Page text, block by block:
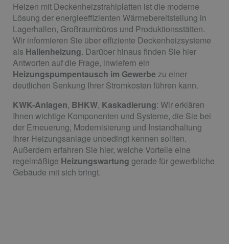
Heizen mit Deckenheizstrahlplatten ist die moderne
Lösung der energieeffizienten Wärmebereitstellung in
Lagerhallen, Großraumbüros und Produktionsstätten.
Wir informieren Sie über effiziente Deckenheizsysteme
als Hallenheizung. Darüber hinaus finden Sie hier
Antworten auf die Frage, inwiefern ein
Heizungspumpentausch im Gewerbe zu einer
deutlichen Senkung Ihrer Stromkosten führen kann.
KWK-Anlagen, BHKW, Kaskadierung: Wir erklären
Ihnen wichtige Komponenten und Systeme, die Sie bei
der Erneuerung, Modernisierung und Instandhaltung
Ihrer Heizungsanlage unbedingt kennen sollten.
Außerdem erfahren Sie hier, welche Vorteile eine
regelmäßige Heizungswartung gerade für gewerbliche
Gebäude mit sich bringt.